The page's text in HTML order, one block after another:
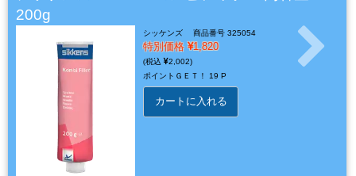
路 秒から１分程度です。
また、従来のUVパテでは硬化後に粘着性が残り、サンディン
グの前にふき取り作業が必要でしたが、このアクゾノーベル
UV PUTTY Coarseは硬化後の粘着性がなく、サラッとしてい
るのですぐにサンディングに移れます。
サンディングには足付けならドライ220番手、フェザーエッジ
はドライ320番手がおすすめです。
200g
シッケンズ 商品番号 325054
特別価格 1,820
2,002
ポイントＧＥＴ！ 19 P
カートに入れる